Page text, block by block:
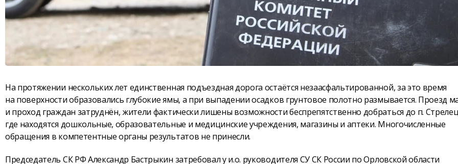
На протяжении нескольких лет единственная подъездная дорога остаётся незаасфальтированной, за это время
на поверхности образовались глубокие ямы, а при выпадении осадков грунтовое полотно размывается. Проезд
и проход граждан затруднён, жители фактически лишены возможности беспрепятственно добраться до п.
где находятся дошкольные, образовательные и медицинские учреждения, магазины и аптеки. Многочисленные
обращения в компетентные органы результатов не принесли.
Председатель СК РФ Александр Бастрыкин затребовал у и.о. руководителя СУ СК России по Орловской области